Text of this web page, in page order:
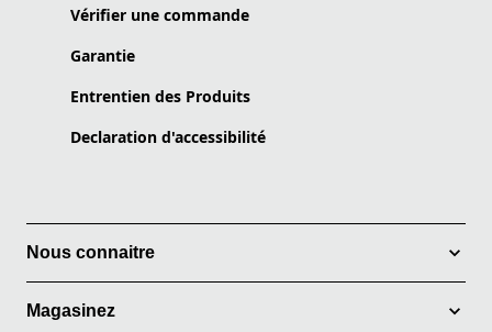
Vérifier une commande
Garantie
Entrentien des Produits
Declaration d'accessibilité
Nous connaitre
Magasinez